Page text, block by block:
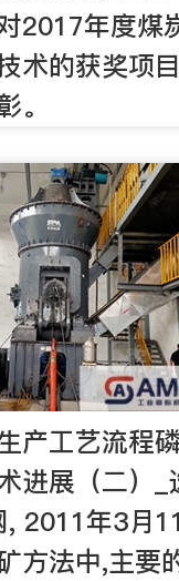
2017年度煤
术的获奖项
。
产工艺流程
进展（二）_
, 2011年3月
方法中,主要